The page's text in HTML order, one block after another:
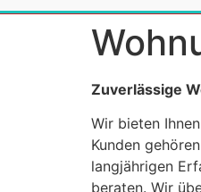
Zuverlässige
Wir bieten
Kunden
langjährigen
beraten. Wir